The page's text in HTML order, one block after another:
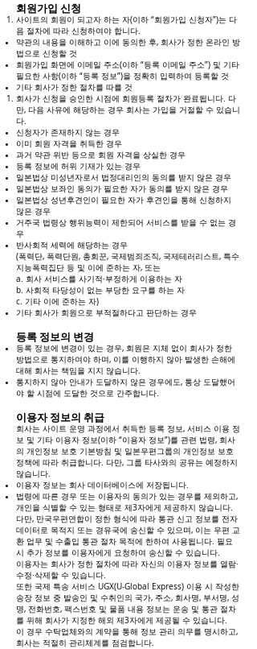
회원가입 신청
사이트의 회원이 되고자 하는 자(이하 “회원가입 신청자”)는 다
음 절차에 따라 신청하여야 합니다.
약관의 내용을 이해하고 이에 동의한 후, 회사가 정한 온라인 방
법으로 신청할 것
회원가입 화면에 이메일 주소(이하 “등록 이메일 주소”) 및 기타
필요한 사항(이하 “등록 정보”)을 정확히 입력하여 등록할 것
기타 회사가 정한 절차를 따를 것
회사가 신청을 승인한 시점에 회원등록 절차가 완료됩니다. 다
만, 다음 사유에 해당하는 경우 회사는 가입을 거절할 수 있습니
다.
신청자가 존재하지 않는 경우
이미 회원 자격을 취득한 경우
과거 약관 위반 등으로 회원 자격을 상실한 경우
등록 정보에 허위 기재가 있는 경우
일본법상 미성년자로서 법정대리인의 동의를 받지 않은 경우
일본법상 보좌인 동의가 필요한 자가 동의를 받지 않은 경우
일본법상 성년후견인이 필요한 자가 후견인을 통해 신청하지
않은 경우
거주국 법령상 행위능력이 제한되어 서비스를 받을 수 없는 경
우
반사회적 세력에 해당하는 경우
(폭력단, 폭력단원, 총회꾼, 국제범죄조직, 국제테러리스트, 특수
지능폭력집단 등 및 이에 준하는 자, 또는
a. 회사 서비스를 사기적·부정하게 이용하는 자
b. 사회적 타당성이 없는 부당한 요구를 하는 자
c. 기타 이에 준하는 자)
기타 회사가 회원으로 부적절하다고 판단하는 경우
등록 정보의 변경
등록 정보에 변경이 있는 경우, 회원은 지체 없이 회사가 정한
방법으로 통지하여야 하며, 이를 이행하지 않아 발생한 손해에
대해 회사는 책임을 지지 않습니다.
통지하지 않아 안내가 도달하지 않은 경우에도, 통상 도달했어
야 할 시점에 도달한 것으로 간주합니다.
이용자 정보의 취급
회사는 사이트 운영 과정에서 취득한 등록 정보, 서비스 이용 정
보 및 기타 이용자 정보(이하 “이용자 정보”)를 관련 법령, 회사
의 개인정보 보호 기본방침 및 일본우편그룹의 개인정보 보호
정책에 따라 취급합니다. 다만, 그룹 타사와의 공유는 예정하지
않습니다.
이용자 정보는 회사 데이터베이스에 저장됩니다.
법령에 따른 경우 또는 이용자의 동의가 있는 경우를 제외하고,
개인을 식별할 수 있는 형태로 제3자에게 제공하지 않습니다.
다만, 만국우편연합이 정한 형식에 따라 통관 신고 정보를 전자
데이터로 목적지 또는 경유국에 송신할 수 있으며, 이는 우편 교
환 업무 및 수출입 통관 절차 목적에 한하여 사용됩니다. 필요
시 추가 정보를 이용자에게 요청하여 송신할 수 있습니다.
이용자는 회사가 정한 절차에 따라 자신의 이용자 정보를 열람·
수정·삭제할 수 있습니다.
또한 국제 특송 서비스 UGX(U-Global Express) 이용 시 작성한
송장 정보 중 발송인 및 수취인의 국가, 주소, 회사명, 부서명, 성
명, 전화번호, 팩스번호 및 물품 내용 정보는 운송 및 통관 절차
를 위해 회사가 지정한 해외 제3자에게 제공될 수 있습니다.
이 경우 수탁업체와의 계약을 통해 정보 관리 의무를 명시하고,
회사는 적절히 관리체계를 점검합니다.